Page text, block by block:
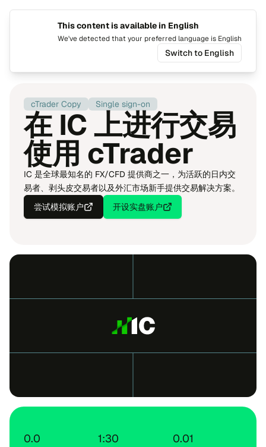
Home
cTra​der Copy Sing​le sign-on
在 IC 上进行交易
使用 cTra​der
IC 是全球最知名的 FX/CFD 提供商之一，为活跃的日内交
易者、剥头皮交易者以及外汇市场新手提供交易解决方案。
尝试模拟账户
开设实盘账户
0.0 1:30 0.01
This content is available in English
We've detected that your preferred language is English
Switch to English